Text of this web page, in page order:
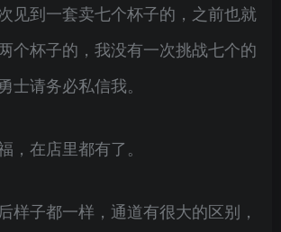
见到一套卖七个杯子的，之前也就
个杯子的，我没有一次挑战七个的
士请务必私信我。
，在店里都有了。
样子都一样，通道有很大的区别，